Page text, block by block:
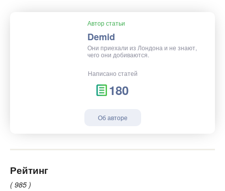
Автор статьи
Demid
Они приехали из Лондона и не знают,
чего они добиваются.
Написано статей
180
Об авторе
Рейтинг
( 985 )